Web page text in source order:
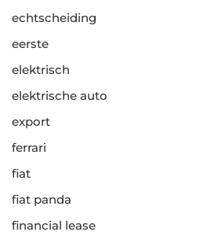
echtscheiding
eerste
elektrisch
elektrische auto
export
ferrari
fiat
fiat panda
financial lease